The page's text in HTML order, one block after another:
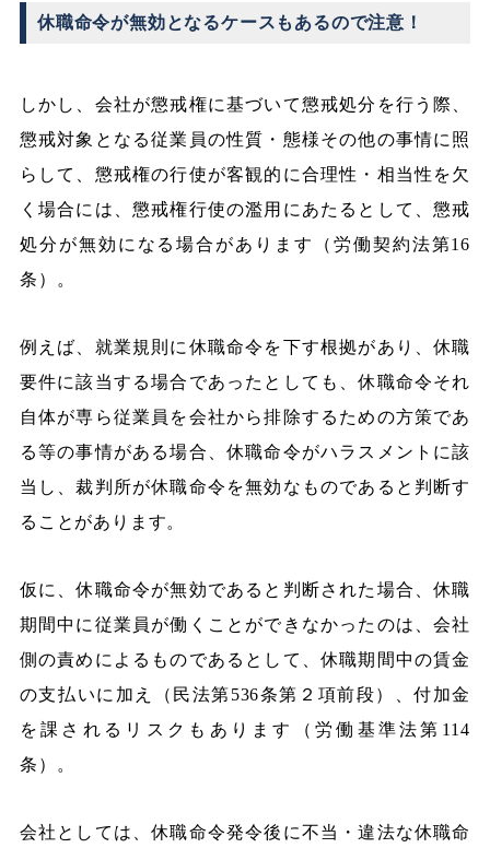
休職命令が無効となるケースもあるので注意！
しかし、会社が懲戒権に基づいて懲戒処分を行う際、
懲戒対象となる従業員の性質・態様その他の事情に照
らして、懲戒権の行使が客観的に合理性・相当性を欠
く場合には、懲戒権行使の濫用にあたるとして、懲戒
処分が無効になる場合があります（労働契約法第16
条）。
例えば、就業規則に休職命令を下す根拠があり、休職
要件に該当する場合であったとしても、休職命令それ
自体が専ら従業員を会社から排除するための方策であ
る等の事情がある場合、休職命令がハラスメントに該
当し、裁判所が休職命令を無効なものであると判断す
ることがあります。
仮に、休職命令が無効であると判断された場合、休職
期間中に従業員が働くことができなかったのは、会社
側の責めによるものであるとして、休職期間中の賃金
の支払いに加え（民法第536条第２項前段）、付加金
を課されるリスクもあります（労働基準法第114
条）。
会社としては、休職命令発令後に不当・違法な休職命